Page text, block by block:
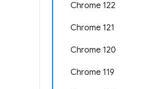
Chrome 122
Chrome 121
Chrome 120
Chrome 119